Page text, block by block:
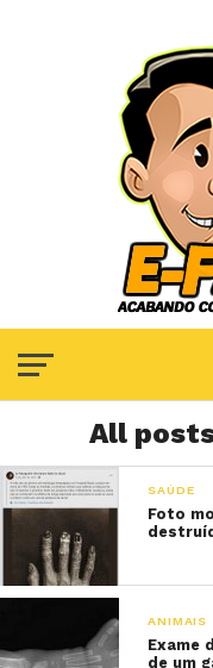
All
SAÚDE
Foto
ANIMAIS
Exame
de um